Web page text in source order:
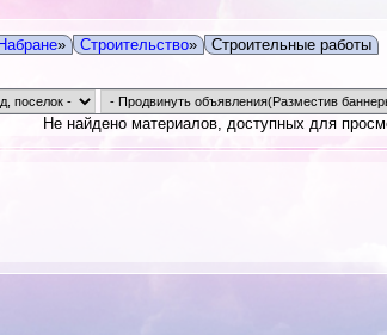
» Строительство»
Строительные работы
Не найдено материалов, доступных для